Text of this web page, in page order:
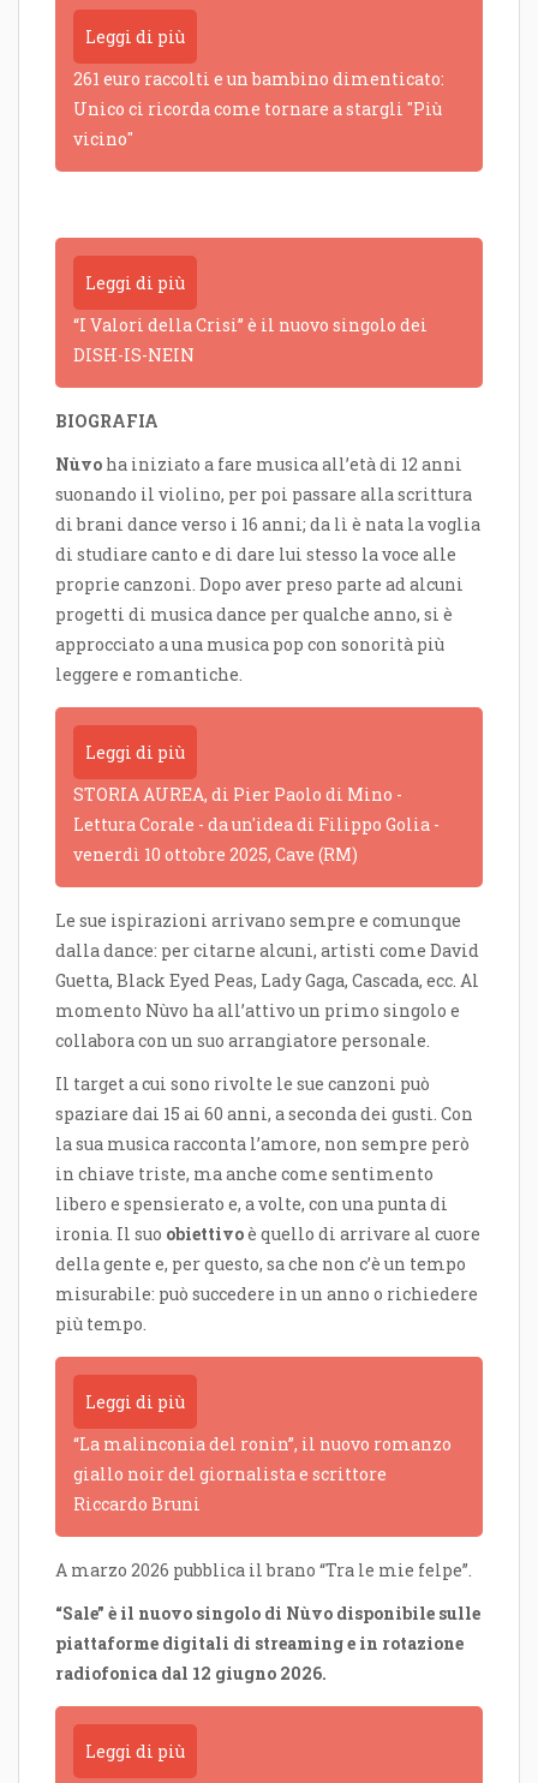
Leggi di più
261 euro raccolti e un bambino dimenticato:
Unico ci ricorda come tornare a stargli "Più
vicino"
Leggi di più
“I Valori della Crisi” è il nuovo singolo dei
DISH-IS-NEIN
BIOGRAFIA
Nùvo ha iniziato a fare musica all’età di 12 anni
suonando il violino, per poi passare alla scrittura
di brani dance verso i 16 anni; da lì è nata la voglia
di studiare canto e di dare lui stesso la voce alle
proprie canzoni. Dopo aver preso parte ad alcuni
progetti di musica dance per qualche anno, si è
approcciato a una musica pop con sonorità più
leggere e romantiche.
Leggi di più
STORIA AUREA, di Pier Paolo di Mino -
Lettura Corale - da un'idea di Filippo Golia -
venerdì 10 ottobre 2025, Cave (RM)
Le sue ispirazioni arrivano sempre e comunque
dalla dance: per citarne alcuni, artisti come David
Guetta, Black Eyed Peas, Lady Gaga, Cascada, ecc. Al
momento Nùvo ha all’attivo un primo singolo e
collabora con un suo arrangiatore personale.
Il target a cui sono rivolte le sue canzoni può
spaziare dai 15 ai 60 anni, a seconda dei gusti. Con
la sua musica racconta l’amore, non sempre però
in chiave triste, ma anche come sentimento
libero e spensierato e, a volte, con una punta di
ironia. Il suo obiettivoè quello di arrivare al cuore
della gente e, per questo, sa che non c’è un tempo
misurabile: può succedere in un anno o richiedere
più tempo.
Leggi di più
“La malinconia del ronin”, il nuovo romanzo
giallo noir del giornalista e scrittore
Riccardo Bruni
A marzo 2026 pubblica il brano “Tra le mie felpe”.
“Sale” è il nuovo singolo di Nùvo disponibile sulle
piattaforme digitali di streaming e in rotazione
radiofonica dal 12 giugno 2026.
Leggi di più